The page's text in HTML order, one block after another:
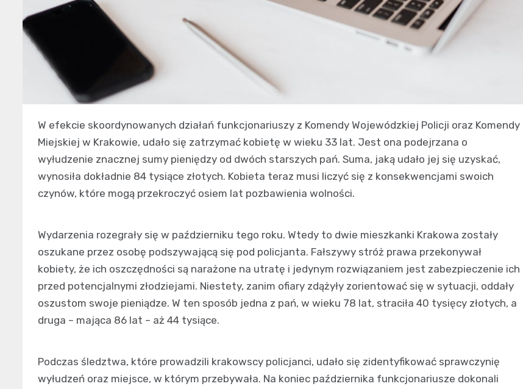
W efekcie skoordynowanych działań funkcjonariuszy z Komendy Wojewódzkiej Policji oraz Komendy
Miejskiej w Krakowie, udało się zatrzymać kobietę w wieku 33 lat. Jest ona podejrzana o
wyłudzenie znacznej sumy pieniędzy od dwóch starszych pań. Suma, jaką udało jej się uzyskać,
wynosiła dokładnie 84 tysiące złotych. Kobieta teraz musi liczyć się z konsekwencjami swoich
czynów, które mogą przekroczyć osiem lat pozbawienia wolności.
Wydarzenia rozegrały się w październiku tego roku. Wtedy to dwie mieszkanki Krakowa zostały
oszukane przez osobę podszywającą się pod policjanta. Fałszywy stróż prawa przekonywał
kobiety, że ich oszczędności są narażone na utratę i jedynym rozwiązaniem jest zabezpieczenie ich
przed potencjalnymi złodziejami. Niestety, zanim ofiary zdążyły zorientować się w sytuacji, oddały
oszustom swoje pieniądze. W ten sposób jedna z pań, w wieku 78 lat, straciła 40 tysięcy złotych, a
druga – mająca 86 lat – aż 44 tysiące.
Podczas śledztwa, które prowadzili krakowscy policjanci, udało się zidentyfikować sprawczynię
wyłudzeń oraz miejsce, w którym przebywała. Na koniec października funkcjonariusze dokonali